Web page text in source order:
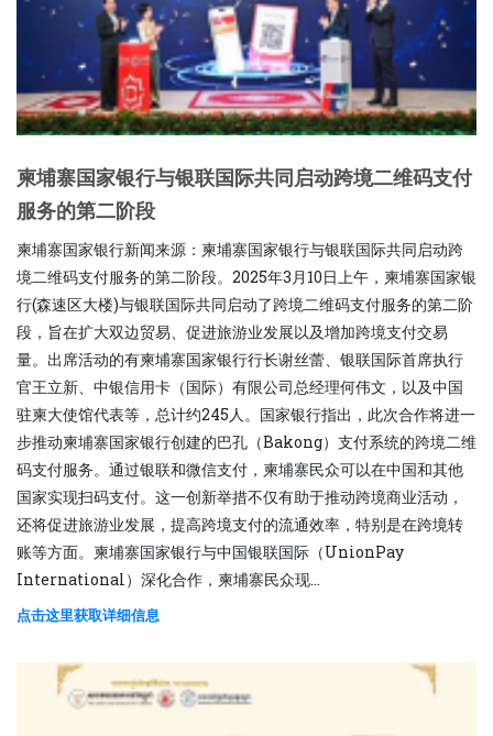
柬埔寨国家银行与银联国际共同启动跨境二维码支付
服务的第二阶段
柬埔寨国家银行新闻来源：柬埔寨国家银行与银联国际共同启动跨
境二维码支付服务的第二阶段。2025年3月10日上午，柬埔寨国家银
行(森速区大楼)与银联国际共同启动了跨境二维码支付服务的第二阶
段，旨在扩大双边贸易、促进旅游业发展以及增加跨境支付交易
量。出席活动的有柬埔寨国家银行行长谢丝蕾、银联国际首席执行
官王立新、中银信用卡（国际）有限公司总经理何伟文，以及中国
驻柬大使馆代表等，总计约245人。国家银行指出，此次合作将进一
步推动柬埔寨国家银行创建的巴孔（Bakong）支付系统的跨境二维
码支付服务。通过银联和微信支付，柬埔寨民众可以在中国和其他
国家实现扫码支付。这一创新举措不仅有助于推动跨境商业活动，
还将促进旅游业发展，提高跨境支付的流通效率，特别是在跨境转
账等方面。柬埔寨国家银行与中国银联国际（UnionPay
International）深化合作，柬埔寨民众现...
点击这里获取详细信息